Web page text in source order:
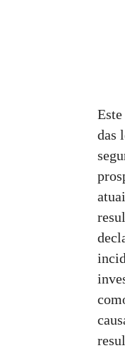
das